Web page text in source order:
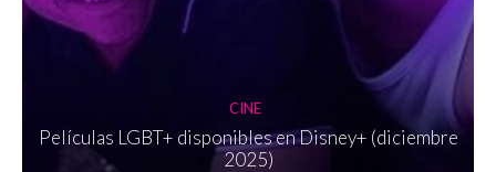
CINE
Películas LGBT+ disponibles en Disney+ (diciembre
2025)